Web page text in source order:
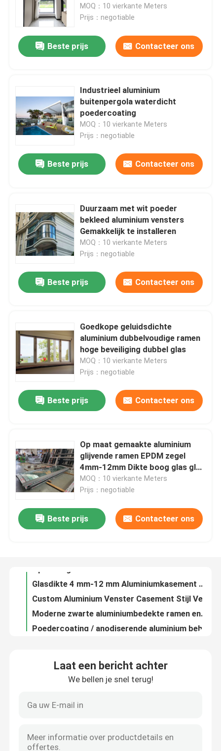
Huis
Producten
video's
Fabrieksreis
Verzoek om een Citaat
Aluminium tweevoudige ramen
MOQ：10 vierkante Meters
Prijs：negotiable
Beste prijs Contacteer ons
Industrieel aluminium
buitenpergola waterdicht
poedercoating
MOQ：10 vierkante Meters
Prijs：negotiable
Beste prijs Contacteer ons
Duurzaam met wit poeder
bekleed aluminium vensters
Gemakkelijk te installeren
MOQ：10 vierkante Meters
Prijs：negotiable
Beste prijs Contacteer ons
Goedkope geluidsdichte
aluminium dubbelvoudige ramen
hoge beveiliging dubbel glas
MOQ：10 vierkante Meters
Prijs：negotiable
Beste prijs Contacteer ons
Op maat gemaakte aluminium
glijvende ramen EPDM zegel
4mm-12mm Dikte boog glas glad
glijdend
MOQ：10 vierkante Meters
Prijs：negotiable
Beste prijs Contacteer ons
Stijlvolle aluminium ramen Veiligheid Moderne behuizing Vensters Uitstekende weerstand tegen winddruk
Laat een bericht achter
We bellen je snel terug!